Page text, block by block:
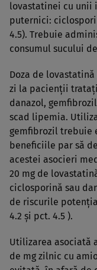
lovastatinei cu unii
puternici:
4.5). Trebuie
consumul sucului
Doza de
zi la pacienţii
danazol,
scad lipemia.
gemfibrozil trebuie
beneficiile par să
acestei asocieri
20 mg de
ciclosporină sau
de riscurile
4.2 şi pct. 4.5 ).
Utilizarea asociată
de mg zilnic cu